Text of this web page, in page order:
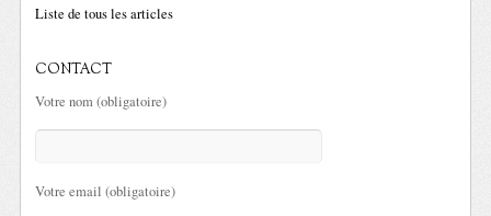
Liste de tous les articles
CONTACT
Votre nom (obligatoire)
Votre email (obligatoire)